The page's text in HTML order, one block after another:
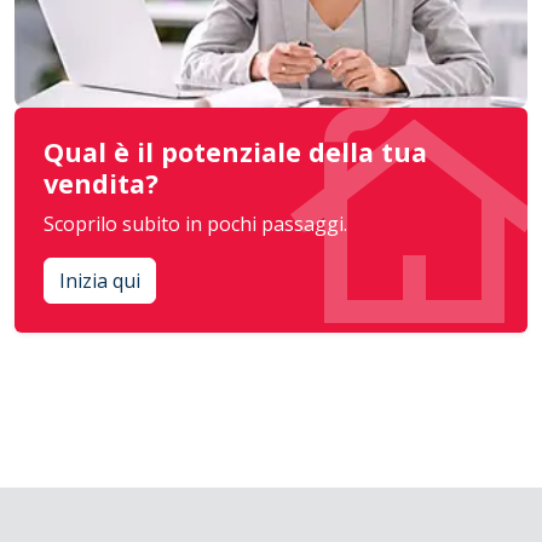
Qual è il potenziale della tua
vendita?
Scoprilo subito in pochi passaggi.
Inizia qui